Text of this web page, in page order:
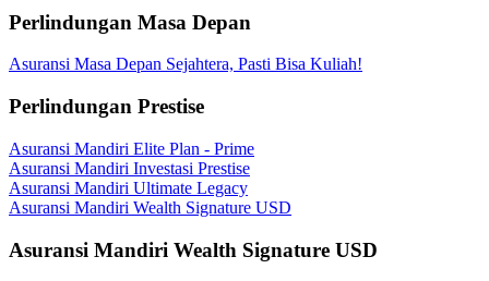
Perlindungan Masa Depan
Asuransi Masa Depan Sejahtera, Pasti Bisa Kuliah!
Perlindungan Prestise
Asuransi Mandiri Elite Plan - Prime
Asuransi Mandiri Investasi Prestise
Asuransi Mandiri Ultimate Legacy
Asuransi Mandiri Wealth Signature USD
Asuransi Mandiri Wealth Signature USD